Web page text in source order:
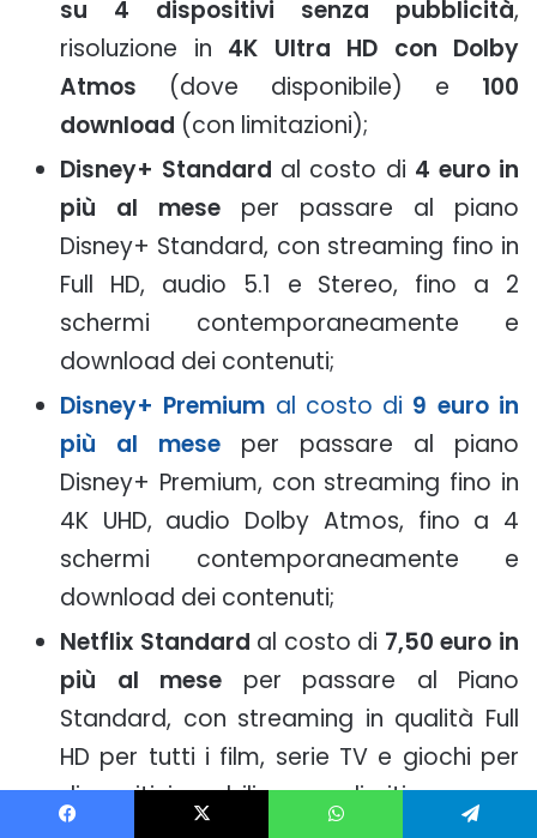
su 4 dispositivi senza pubblicità,
risoluzione in 4K Ultra HD con Dolby
Atmos (dove disponibile) e 100
download (con limitazioni);
Disney+ Standard al costo di 4 euro in
più al mese per passare al piano
Disney+ Standard, con streaming fino in
Full HD, audio 5.1 e Stereo, fino a 2
schermi contemporaneamente e
download dei contenuti;
Disney+ Premium al costo di 9 euro in
più al mese per passare al piano
Disney+ Premium, con streaming fino in
4K UHD, audio Dolby Atmos, fino a 4
schermi contemporaneamente e
download dei contenuti;
Netflix Standard al costo di 7,50 euro in
più al mese per passare al Piano
Standard, con streaming in qualità Full
HD per tutti i film, serie TV e giochi per
dispositivi mobili senza limiti e senza